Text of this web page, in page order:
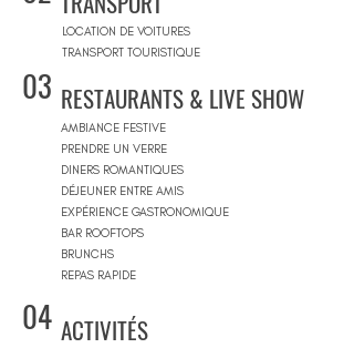
LOCATION DE VOITURES
TRANSPORT TOURISTIQUE
03 RESTAURANTS & LIVE SHOW
AMBIANCE FESTIVE
PRENDRE UN VERRE
DINERS ROMANTIQUES
DÉJEUNER ENTRE AMIS
EXPÉRIENCE GASTRONOMIQUE
BAR ROOFTOPS
BRUNCHS
REPAS RAPIDE
04 ACTIVITÉS